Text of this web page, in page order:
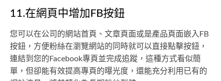
11.在網頁中增加FB按鈕
您可以在公司的網站首頁、文章頁面或是產品頁面嵌入FB
按鈕，方便粉絲在瀏覽網站的同時就可以直接點擊按鈕，
連結到您的Facebook專頁並完成追蹤，這種方式看似簡
單，但卻能有效提高專頁的曝光度，還能充分利用已有的